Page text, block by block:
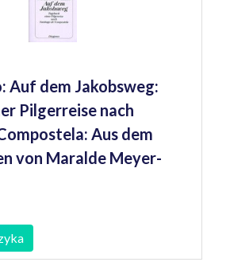
Auf dem Jakobsweg:
Pilgerreise nach
Aus dem
von Maralde Meyer-